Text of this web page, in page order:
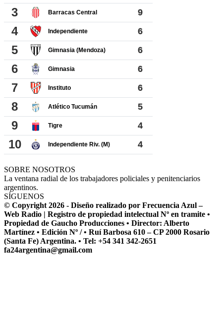
SOBRE NOSOTROS
La ventana radial de los trabajadores policiales y penitenciarios
argentinos.
SÍGUENOS
© Copyright 2026 - Diseño realizado por Frecuencia Azul –
Web Radio | Registro de propiedad intelectual Nº en tramite •
Propiedad de Gaucho Producciones • Director: Alberto
Martínez • Edición Nº / • Ruí Barbosa 610 – CP 2000 Rosario
(Santa Fe) Argentina. • Tel: +54 341 342-2651
fa24argentina@gmail.com